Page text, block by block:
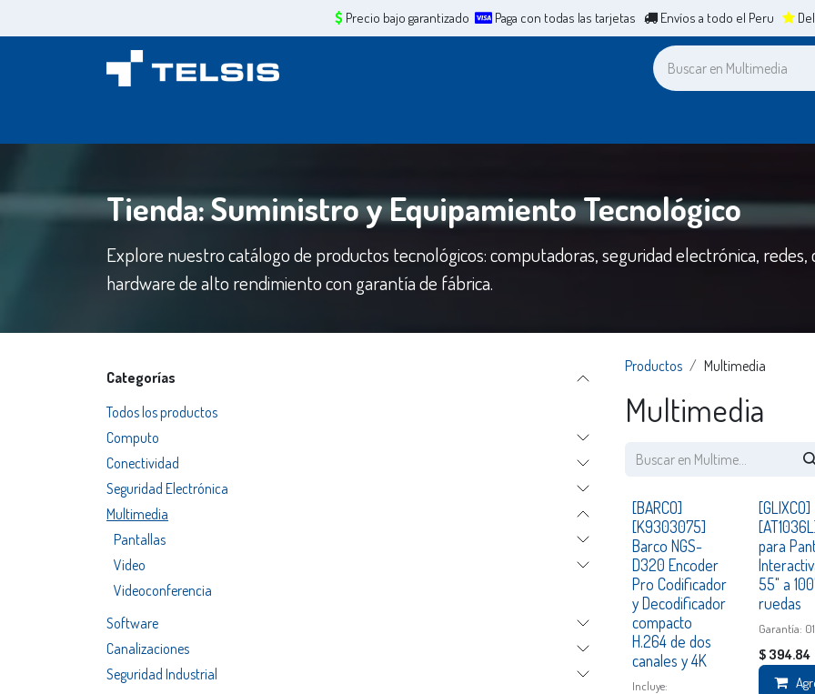
Precio bajo garantizado Paga con todas las tarjetas Envíos a todo el Peru
Tienda: Suministro y Equipamiento Tecnológico
Explore nuestro catálogo de productos tecnológicos: computadoras, seguridad electrónica,
hardware de alto rendimiento con garantía de fábrica.
Categorías
Todos los productos
Computo
Conectividad
Seguridad Electrónica
Multimedia
Pantallas
Video
Videoconferencia
Software
Canalizaciones
Seguridad Industrial
Productos Multimedia
Multimedia
Consultar
[BARCO]
[K9303075]
Barco NGS-
D320 Encoder
Pro Codificador
y Decodificador
compacto
H.264 de dos
canales y 4K
Incluye:
[GLIXCO]
para
55" a
ruedas
Garantía:
$ 394.84